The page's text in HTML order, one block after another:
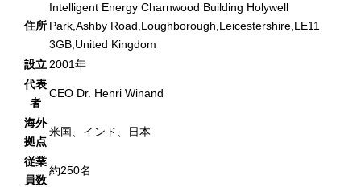
住所
Intelligent Energy Charnwood Building Holywell
Park,Ashby Road,Loughborough,Leicestershire,LE11
3GB,United Kingdom
設立 2001年
代表
者
CEO Dr. Henri Winand
海外
拠点
米国、インド、日本
従業
員数
約250名